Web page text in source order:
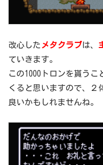
改心した メタクラブは、
ていきます。
この1000トロンを貰う
くると思いますので、２
良いかもしれませんね。